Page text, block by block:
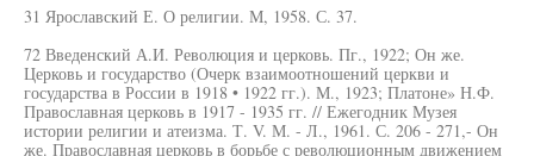
31 Ярославский Е. О религии. М, 1958. С. 37.
72 Введенский А.И. Революция и церковь. Пг., 1922; Он же.
Церковь и государство (Очерк взаимоотношений церкви и
государства в России в 1918 • 1922 гг.). М., 1923; Платоне» Н.Ф.
Православная церковь в 1917 - 1935 гг. // Ежегодник Музея
истории религии и атеизма. Т. V. М. - Л., 1961. С. 206 - 271,- Он
же. Православная церковь в борьбе с революционным движением